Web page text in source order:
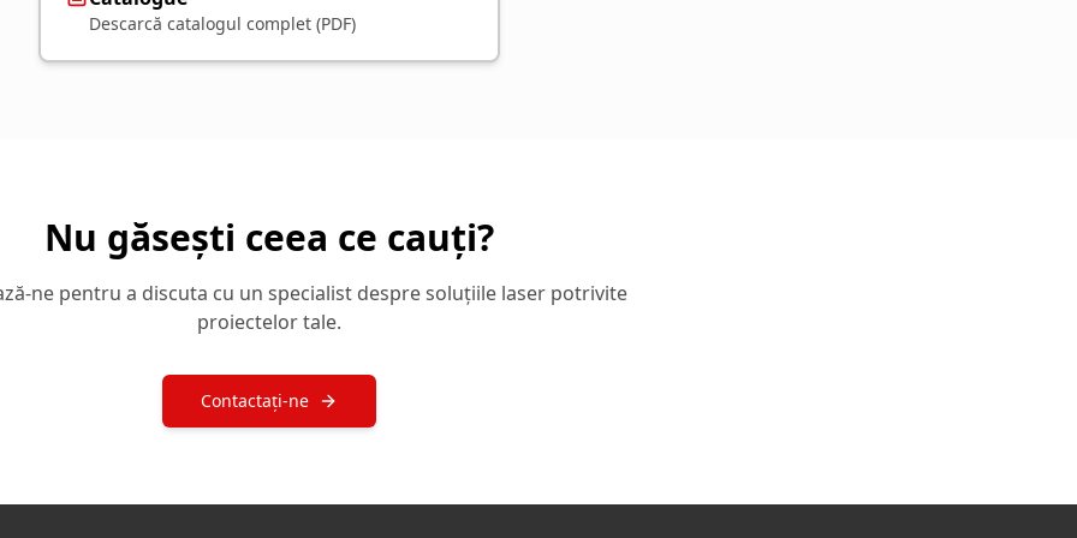
Descarcă catalogul complet (PDF)
Nu găsești ceea ce cauți?
ne pentru a discuta cu un specialist despre soluțiile laser potrivite
proiectelor tale.
Contactați-ne